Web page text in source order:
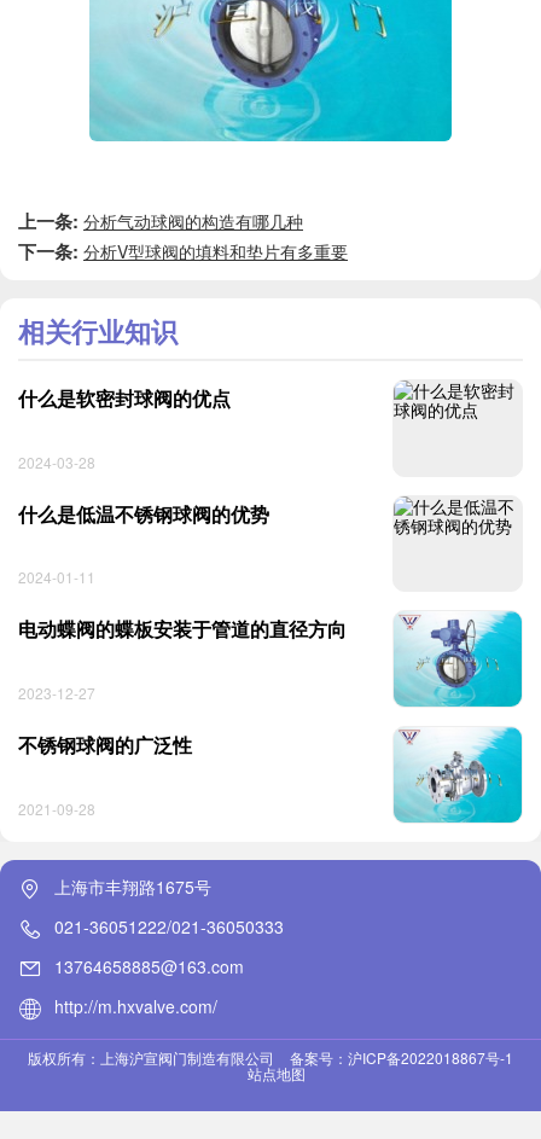
上一条: 分析气动球阀的构造有哪几种
下一条: 分析V型球阀的填料和垫片有多重要
相关行业知识
什么是软密封球阀的优点
2024-03-28
什么是低温不锈钢球阀的优势
2024-01-11
电动蝶阀的蝶板安装于管道的直径方向
2023-12-27
不锈钢球阀的广泛性
2021-09-28
上海市丰翔路1675号
021-36051222/021-36050333
13764658885@163.com
http://m.hxvalve.com/
版权所有：上海沪宣阀门制造有限公司 备案号：沪ICP备2022018867号-1
站点地图